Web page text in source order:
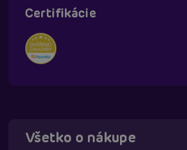
Certifikácie
Všetko o nákupe
Táňa - virtuálna asistentka